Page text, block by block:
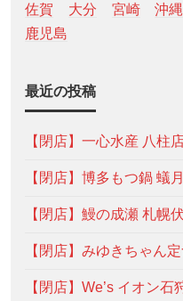
佐賀 大分 宮崎 沖縄
鹿児島
最近の投稿
【閉店】一心水産 八柱
【閉店】博多もつ鍋 蟻
【閉店】鰻の成瀬 札幌
【閉店】みゆきちゃん
【閉店】We’s イオン石